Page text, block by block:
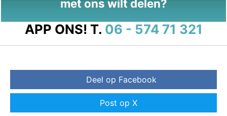
met ons wilt delen?
APP ONS! T. 06 - 574 71 321
Deel op Facebook
Post op X